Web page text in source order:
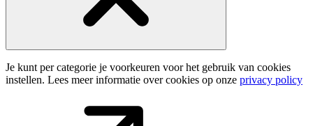
Je kunt per categorie je voorkeuren voor het gebruik van cookies
instellen. Lees meer informatie over cookies op onze privacy policy